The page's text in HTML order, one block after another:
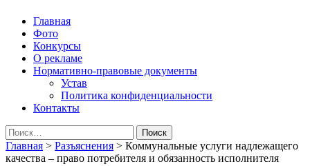
Народная трибуна
Калининская районная газета
Главная
Фото
Конкурсы
О рекламе
Нормативно-правовые документы
Устав
Политика конфиденциальности
Контакты
Найти:
Главная > Разъяснения > Коммунальные услуги надлежащего
качества – право потребителя и обязанность исполнителя